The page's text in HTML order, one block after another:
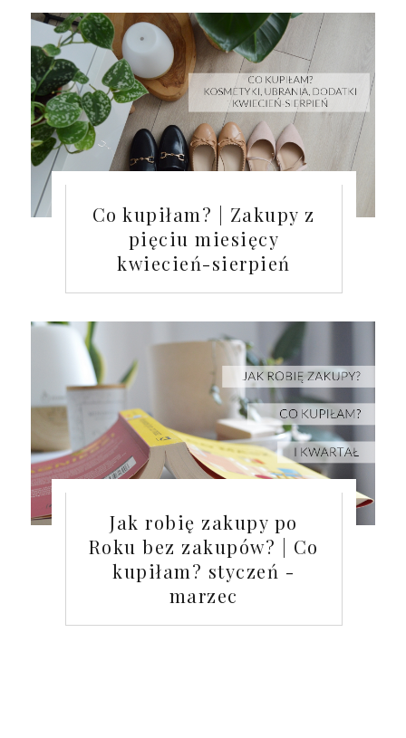
Co kupiłam? | Zakupy z
pięciu miesięcy
kwiecień-sierpień
Jak robię zakupy po
Roku bez zakupów? | Co
kupiłam? styczeń -
marzec